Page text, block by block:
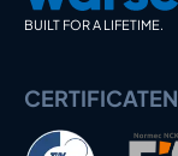
BUILT FOR A LIFETIME.
CERTIFICATEN